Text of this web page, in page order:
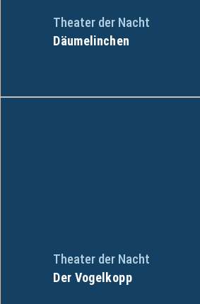
Theater der Nacht
Däumelinchen
Theater der Nacht
Der Vogelkopp